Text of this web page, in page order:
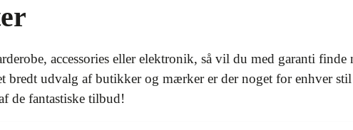
accessories eller elektronik, så vil du med garanti finde
bredt udvalg af butikker og mærker er der noget for enhver
de fantastiske tilbud!